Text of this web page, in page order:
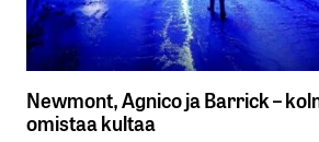
Nimesi tai nimimerkkisi*
Newmont, Agnico ja Barrick –
omistaa kultaa